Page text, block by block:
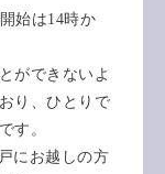
始は14時か
ができないよ
り、ひとりで
す。
にお越しの方